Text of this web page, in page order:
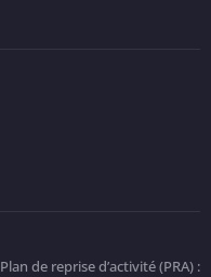
de reprise d’activité (PRA) :